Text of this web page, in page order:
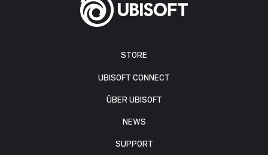
STORE
UBISOFT CONNECT
ÜBER UBISOFT
NEWS
SUPPORT